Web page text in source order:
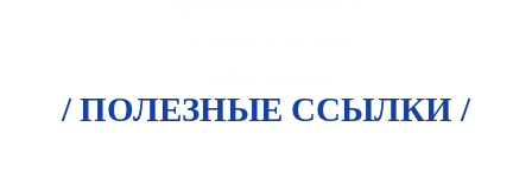
/ ПОЛЕЗНЫЕ ССЫЛКИ /